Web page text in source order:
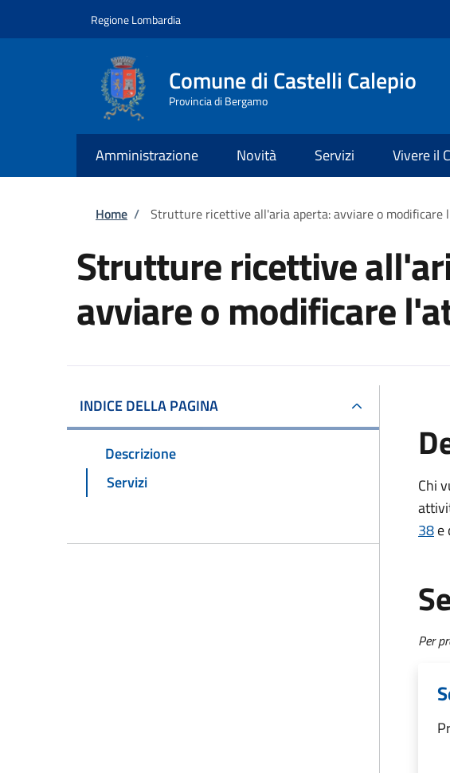
Regione Lombardia
Comune di Castelli Calepio
Provincia di Bergamo
Amministrazione Novità Servizi Vivere il
Briciole di pane
Home / Strutture ricettive all'aria aperta: avviare o
Strutture ricettive
avviare o modificare
INDICE DELLA PAGINA
Descrizione
Servizi
Chi
38e
Per